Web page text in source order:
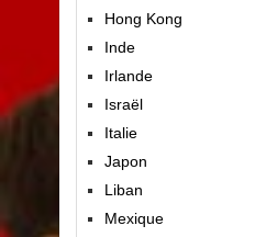
Hong Kong
Inde
Irlande
Israël
Italie
Japon
Liban
Mexique